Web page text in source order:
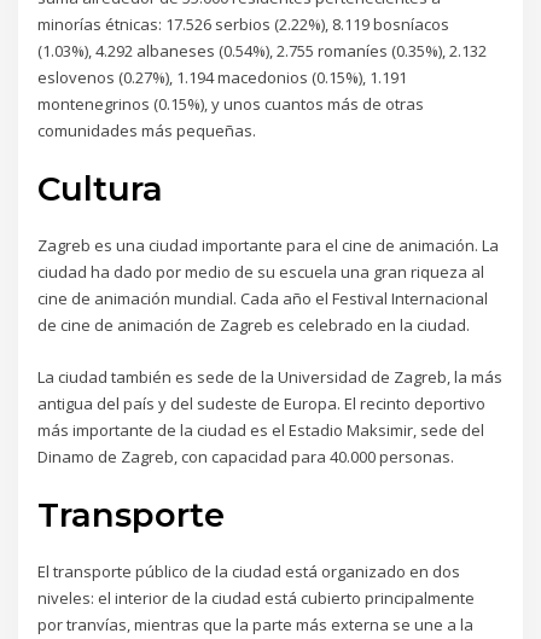
minorías étnicas: 17.526 serbios (2.22%), 8.119 bosníacos
(1.03%), 4.292 albaneses (0.54%), 2.755 romaníes (0.35%), 2.132
eslovenos (0.27%), 1.194 macedonios (0.15%), 1.191
montenegrinos (0.15%), y unos cuantos más de otras
comunidades más pequeñas.
Cultura
Zagreb es una ciudad importante para el cine de animación. La
ciudad ha dado por medio de su escuela una gran riqueza al
cine de animación mundial. Cada año el Festival Internacional
de cine de animación de Zagreb es celebrado en la ciudad.
La ciudad también es sede de la Universidad de Zagreb, la más
antigua del país y del sudeste de Europa. El recinto deportivo
más importante de la ciudad es el Estadio Maksimir, sede del
Dinamo de Zagreb, con capacidad para 40.000 personas.
Transporte
El transporte público de la ciudad está organizado en dos
niveles: el interior de la ciudad está cubierto principalmente
por tranvías, mientras que la parte más externa se une a la